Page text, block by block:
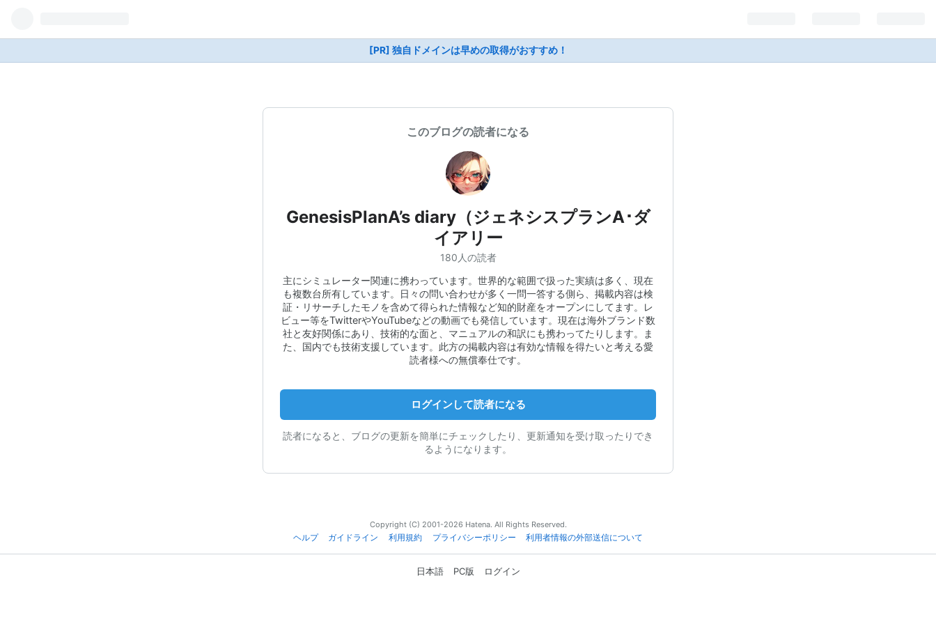
[PR] 独自ドメインは早めの取得がおすすめ！
このブログの読者になる
GenesisPlanA’s diary（ジェネシスプランA･ダ
イアリー
180人の読者
主にシミュレーター関連に携わっています。世界的な範囲で扱った実績は多く、現在
も複数台所有しています。日々の問い合わせが多く一問一答する側ら、掲載内容は検
証・リサーチしたモノを含めて得られた情報など知的財産をオープンにしてます。レ
ビュー等をTwitterやYouTubeなどの動画でも発信しています。現在は海外ブランド数
社と友好関係にあり、技術的な面と、マニュアルの和訳にも携わってたりします。ま
た、国内でも技術支援しています。此方の掲載内容は有効な情報を得たいと考える愛
読者様への無償奉仕です。
ログインして読者になる
読者になると、ブログの更新を簡単にチェックしたり、更新通知を受け取ったりでき
るようになります。
Copyright (C) 2001-2026 Hatena. All Rights Reserved.
ヘルプ
ガイドライン 利用規約 プライバシーポリシー 利用者情報の外部送信について
日本語 PC版 ログイン